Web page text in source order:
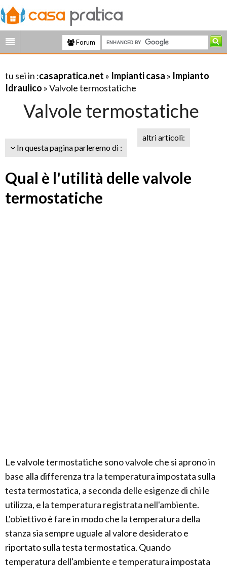
Forum
tu sei in :casapratica.net » Impianti casa » Impianto
Idraulico » Valvole termostatiche
Valvole termostatiche
In questa pagina parleremo di :
altri articoli:
Qual è l'utilità delle valvole
termostatiche
Le valvole termostatiche sono valvole che si aprono in
base alla differenza tra la temperatura impostata sulla
testa termostatica, a seconda delle esigenze di chi le
utilizza, e la temperatura registrata nell'ambiente.
L'obiettivo è fare in modo che la temperatura della
stanza sia sempre uguale al valore desiderato e
riportato sulla testa termostatica. Quando
temperatura dell'ambiente e temperatura impostata